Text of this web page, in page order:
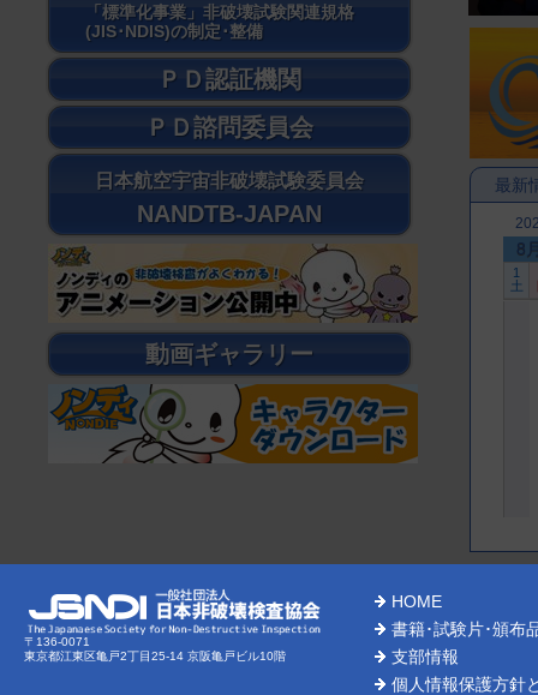
「標準化事業」非破壊試験関連規格
(JIS･NDIS)の制定･整備
ＰＤ認証機関
ＰＤ諮問委員会
日本航空宇宙非破壊試験委員会
NANDTB-JAPAN
動画ギャラリー
最新
8
1
土
〒136-0071
東京都江東区亀戸2丁目25-14 京阪亀戸ビル10階
HOME
書籍･試験片･頒布
支部情報
個人情報保護方針